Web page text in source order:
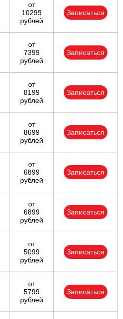
от
10299
рублей
Записаться
от
7399
рублей
Записаться
от
8199
рублей
Записаться
от
8699
рублей
Записаться
от
6899
рублей
Записаться
от
6899
рублей
Записаться
от
5099
рублей
Записаться
от
5799
рублей
Записаться